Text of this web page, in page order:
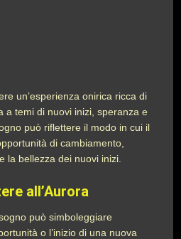
un’esperienza onirica ricca di
a temi di nuovi inizi, speranza e
può riflettere il modo in cui il
di cambiamento,
la bellezza dei nuovi inizi.
all’Aurora
può simboleggiare
o l’inizio di una nuova